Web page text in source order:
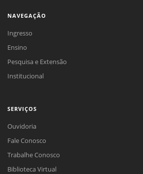
NAVEGAÇÃO
Ingresso
Ensino
Pesquisa e Extensão
Institucional
SERVIÇOS
Ouvidoria
Fale Conosco
Trabalhe Conosco
Biblioteca Virtual